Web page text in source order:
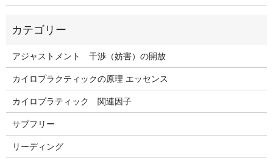
アジャストメント 干渉（妨害）の開放
カイロプラクティックの原理 エッセンス
カイロプラティック 関連因子
サブフリー
リーディング